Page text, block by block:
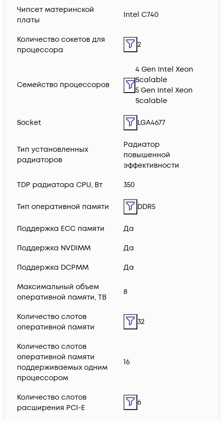
Чипсет материнской
платы
Intel C740
Количество сокетов для
процессора
2
Семейство процессоров
4 Gen Intel Xeon
Scalable
5 Gen Intel Xeon
Scalable
Socket LGA4677
Тип установленных
радиаторов
Радиатор
повышенной
эффективности
TDP радиатора CPU, Вт 350
Тип оперативной памяти DDR5
Поддержка ECC памяти Да
Поддержка NVDIMM Да
Поддержка DCPMM Да
Максимальный объем
оперативной памяти, TB
8
Количество слотов
оперативной памяти
32
Количество слотов
оперативной памяти
поддерживаемых одним
процессором
16
Количество слотов
расширения PCI-E
6